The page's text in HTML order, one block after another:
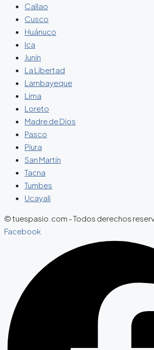
Callao
Cusco
Huánuco
Ica
Junín
La Libertad
Lambayeque
Lima
Loreto
Madre de Dios
Pasco
Piura
San Martín
Tacna
Tumbes
Ucayali
© tuespasio.com - Todos derechos
Facebook